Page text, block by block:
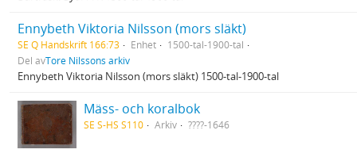
Ennybeth Viktoria Nilsson (mors släkt)
SE Q Handskrift 166:73 Enhet
1500-tal-1900-tal
Del avTore Nilssons arkiv
Ennybeth Viktoria Nilsson (mors släkt) 1500-tal-1900-tal
Mäss- och koralbok
SE S-HS S110 Arkiv ????-1646